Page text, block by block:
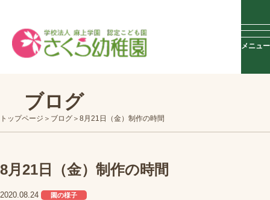
メニュー
ブログ
トップページ ブログ 8月21日（金）制作の時間
8月21日（金）制作の時間
2020.08.24 園の様子